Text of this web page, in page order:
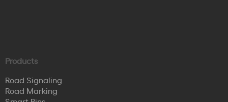
Products
Road Signaling
Road Marking